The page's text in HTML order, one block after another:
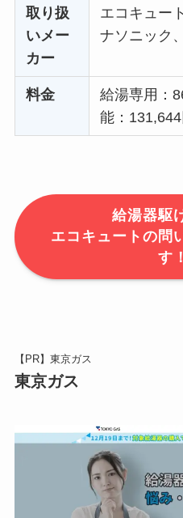
取り扱
いメー
カー
エコキュー
ナソニック
料金
給湯専用：
能：
給湯器駆
エコキュートの問
す
【PR】東京ガス
東京ガス